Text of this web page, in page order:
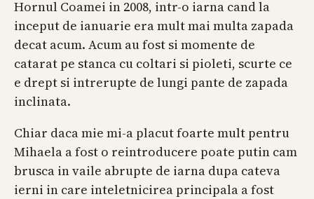
Hornul Coamei in 2008, intr-o iarna cand la
inceput de ianuarie era mult mai multa zapada
decat acum. Acum au fost si momente de
catarat pe stanca cu coltari si pioleti, scurte ce
e drept si intrerupte de lungi pante de zapada
inclinata.
Chiar daca mie mi-a placut foarte mult pentru
Mihaela a fost o reintroducere poate putin cam
brusca in vaile abrupte de iarna dupa cateva
ierni in care inteletnicirea principala a fost